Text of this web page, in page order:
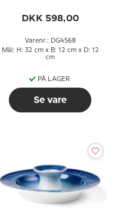
DKK 598,00
Varenr.: DG4568
Mål: H: 32 cm x B: 12 cm x D: 12
cm
PÅ LAGER
Se vare